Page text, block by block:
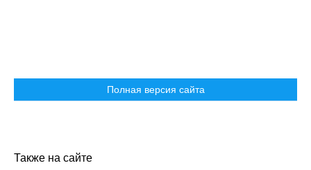
Полная версия сайта
Также на сайте